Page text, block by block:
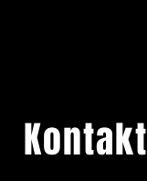
Kontakt